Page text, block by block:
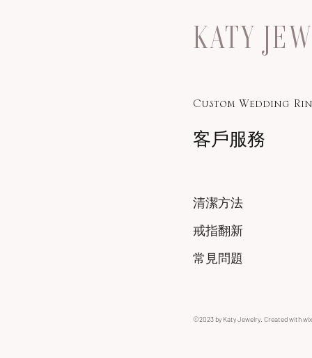
KATY
Custom Wedding
客戶服務
清潔方法
戒指翻新
常見問題
©2023 by Katy Jewelry. Created with